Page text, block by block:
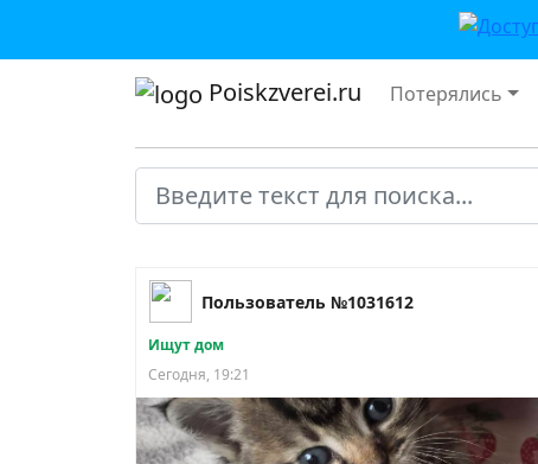
Poiskzverei.ru Потерялись
Пользователь №1031612
Ищут дом
Сегодня, 19:21